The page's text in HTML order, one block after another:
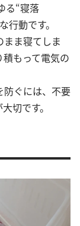
る“寝落
行動です。
ま寝てしま
もって電気の
防ぐには、不要
切です。